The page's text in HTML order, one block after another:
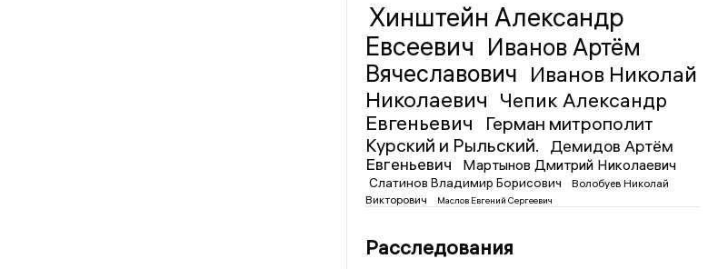
Хинштейн Александр
Евсеевич Иванов Артём
Вячеславович Иванов Николай
Николаевич Чепик Александр
Евгеньевич
Герман митрополит
Курский и Рыльский.
Демидов Артём
Евгеньевич
Мартынов Дмитрий Николаевич
Слатинов Владимир Борисович
Волобуев Николай
Викторович
Маслов Евгений Сергеевич
Расследования